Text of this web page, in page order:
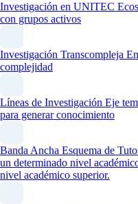
Investigación en UNITEC
con grupos activos
Investigación Transcompleja
complejidad
Líneas de Investigación Eje
para generar conocimiento
Banda Ancha Esquema de
un determinado nivel
nivel académico superior.